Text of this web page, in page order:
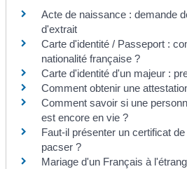
Acte de naissance : demande
d'extrait
Carte d'identité / Passeport :
nationalité française ?
Carte d'identité d'un majeur :
Comment obtenir une
Comment savoir si une
est encore en vie ?
Faut-il présenter un certificat
pacser ?
Mariage d'un Français à